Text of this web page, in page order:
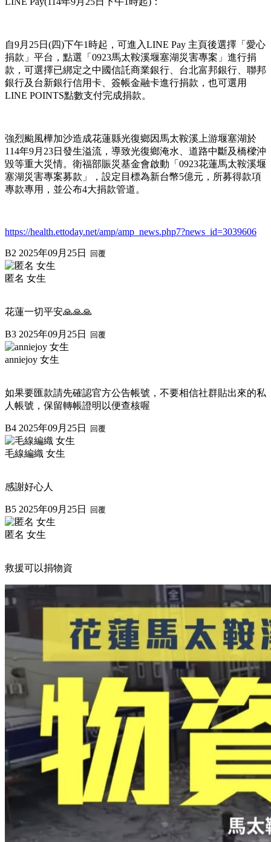
自9月25日(四)下午1時起，可進入LINE Pay 主頁後選擇「愛心
捐款」平台，點選「0923馬太鞍溪堰塞湖災害專案」進行捐
款，可選擇已綁定之中國信託商業銀行、台北富邦銀行、聯邦
銀行及台新銀行信用卡、簽帳金融卡進行捐款，也可選用
LINE POINTS點數支付完成捐款。
強烈颱風樺加沙造成花蓮縣光復鄉因馬太鞍溪上游堰塞湖於
114年9月23日發生溢流，導致光復鄉淹水、道路中斷及橋樑沖
毀等重大災情。衛福部賑災基金會啟動「0923花蓮馬太鞍溪堰
塞湖災害專案募款」，設定目標為新台幣5億元，所募得款項
專款專用，並公布4大捐款管道。
https://health.ettoday.net/amp/amp_news.php7?news_id=3039606
B2 2025年09月25日 回覆
匿名 女生
花蓮一切平安🙏🙏🙏
B3 2025年09月25日 回覆
anniejoy 女生
如果要匯款請先確認官方公告帳號，不要相信社群貼出來的私
人帳號，保留轉帳證明以便查核喔
B4 2025年09月25日 回覆
毛線編織 女生
感謝好心人
B5 2025年09月25日 回覆
匿名 女生
救援可以捐物資